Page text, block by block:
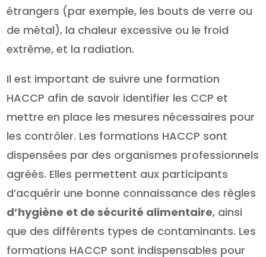
étrangers (par exemple, les bouts de verre ou
de métal), la chaleur excessive ou le froid
extrême, et la radiation.
Il est important de suivre une formation
HACCP afin de savoir identifier les CCP et
mettre en place les mesures nécessaires pour
les contrôler. Les formations HACCP sont
dispensées par des organismes professionnels
agréés. Elles permettent aux participants
d’acquérir une bonne connaissance des règles
d’hygiène et de sécurité alimentaire, ainsi
que des différents types de contaminants. Les
formations HACCP sont indispensables pour